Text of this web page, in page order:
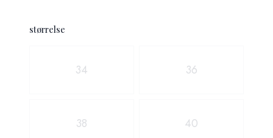
størrelse
34 36
38 40